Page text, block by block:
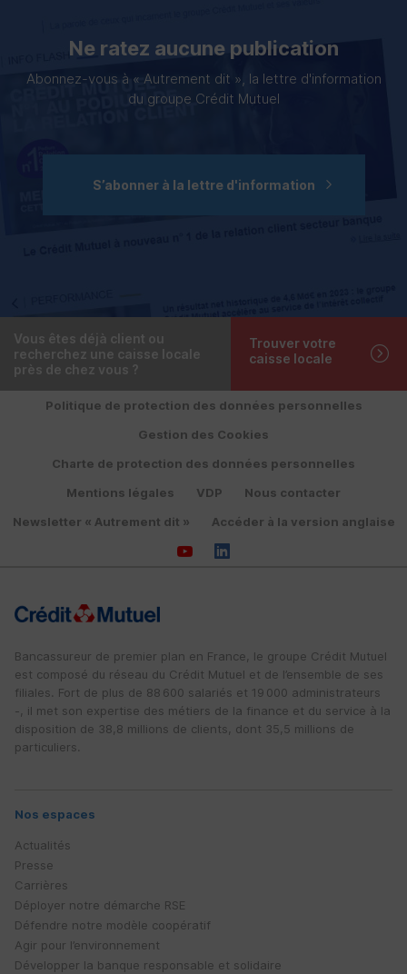
Ne ratez aucune publication
Abonnez-vous à « Autrement dit », la lettre d'information
du groupe Crédit Mutuel
S’abonner à la lettre d'information
Vous êtes déjà client ou
recherchez une caisse locale
près de chez vous ?
Trouver votre
caisse locale
Politique de protection des données personnelles
Gestion des Cookies
Charte de protection des données personnelles
Mentions légales
VDP
Nous contacter
Newsletter « Autrement dit »
Accéder à la version anglaise
Bancassureur de premier plan en France, le groupe Crédit Mutuel
est composé du réseau du Crédit Mutuel et de l’ensemble de ses
filiales. Fort de plus de 88 600 salariés et 19 000 administrateurs
-, il met son expertise des métiers de la finance et du service à la
disposition de 38,8 millions de clients, dont 35,5 millions de
particuliers.
Nos espaces
Actualités
Presse
Carrières
Déployer notre démarche RSE
Défendre notre modèle coopératif
Agir pour l’environnement
Développer la banque responsable et solidaire